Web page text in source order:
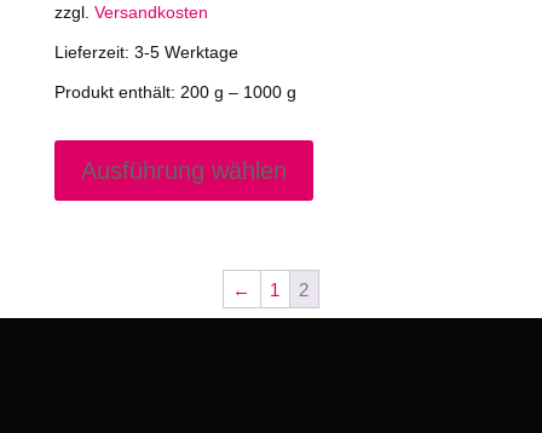
zzgl. Versandkosten
Lieferzeit: 3-5 Werktage
Produkt enthält: 200 g – 1000 g
Ausführung wählen
Die
← 1 2